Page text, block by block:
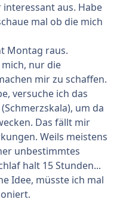
interessant aus. Habe
mal ob die mich
Montag raus.
nur die
mir zu schaffen.
versuche ich das
um da
Das fällt mir
Weils meistens
unbestimmtes
halt 15 Stunden...
Idee, müsste ich mal